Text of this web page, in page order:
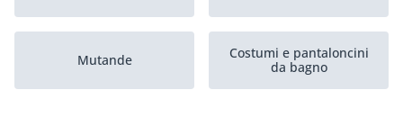
Mutande
Costumi e pantaloncini
da bagno